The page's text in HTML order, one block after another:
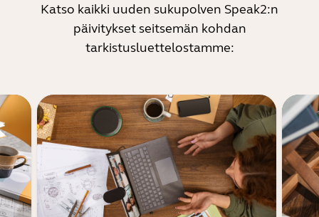
Katso kaikki uuden sukupolven Speak2:n
päivitykset seitsemän kohdan
tarkistusluettelostamme: